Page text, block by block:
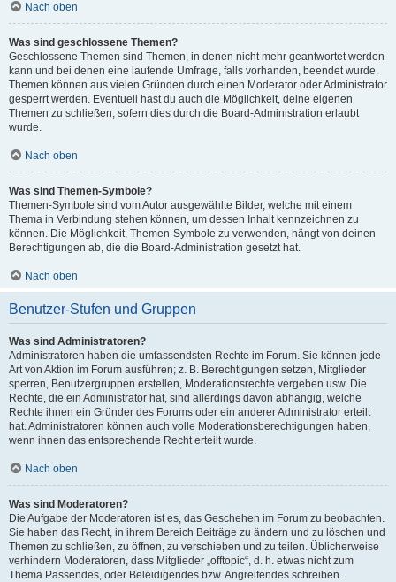
Nach oben
Was sind geschlossene Themen?
Geschlossene Themen sind Themen, in denen nicht mehr geantwortet werden
kann und bei denen eine laufende Umfrage, falls vorhanden, beendet wurde.
Themen können aus vielen Gründen durch einen Moderator oder Administrator
gesperrt werden. Eventuell hast du auch die Möglichkeit, deine eigenen
Themen zu schließen, sofern dies durch die Board-Administration erlaubt
wurde.
Nach oben
Was sind Themen-Symbole?
Themen-Symbole sind vom Autor ausgewählte Bilder, welche mit einem
Thema in Verbindung stehen können, um dessen Inhalt kennzeichnen zu
können. Die Möglichkeit, Themen-Symbole zu verwenden, hängt von deinen
Berechtigungen ab, die die Board-Administration gesetzt hat.
Nach oben
Benutzer-Stufen und Gruppen
Was sind Administratoren?
Administratoren haben die umfassendsten Rechte im Forum. Sie können jede
Art von Aktion im Forum ausführen; z. B. Berechtigungen setzen, Mitglieder
sperren, Benutzergruppen erstellen, Moderationsrechte vergeben usw. Die
Rechte, die ein Administrator hat, sind allerdings davon abhängig, welche
Rechte ihnen ein Gründer des Forums oder ein anderer Administrator erteilt
hat. Administratoren können auch volle Moderationsberechtigungen haben,
wenn ihnen das entsprechende Recht erteilt wurde.
Nach oben
Was sind Moderatoren?
Die Aufgabe der Moderatoren ist es, das Geschehen im Forum zu beobachten.
Sie haben das Recht, in ihrem Bereich Beiträge zu ändern und zu löschen und
Themen zu schließen, zu öffnen, zu verschieben und zu teilen. Üblicherweise
verhindern Moderatoren, dass Mitglieder „offtopic“, d. h. etwas nicht zum
Thema Passendes, oder Beleidigendes bzw. Angreifendes schreiben.